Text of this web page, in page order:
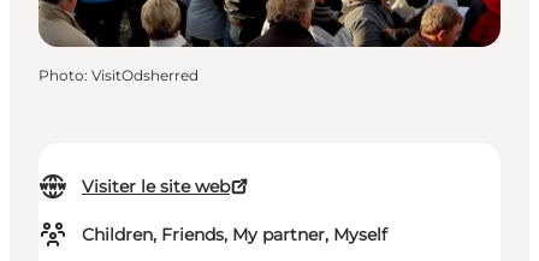
Visiter le site web
Children, Friends, My partner, Myself
Photo: VisitOdsherred